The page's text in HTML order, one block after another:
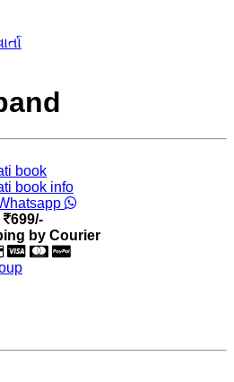
699/-
by Courier